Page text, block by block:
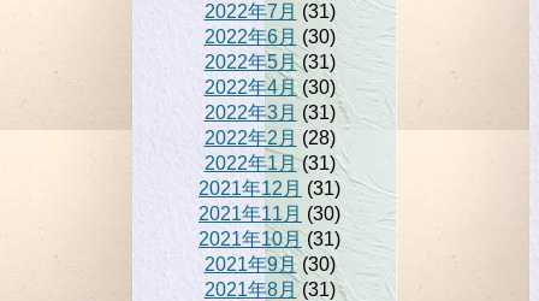
2022年7月 (31)
2022年6月 (30)
2022年5月(31)
2022年4月(30)
2022年3月 (31)
2022年2月 (28)
2022年1月(31)
2021年12月 (31)
2021年11月 (30)
2021年10月(31)
2021年9月(30)
2021年8月 (31)